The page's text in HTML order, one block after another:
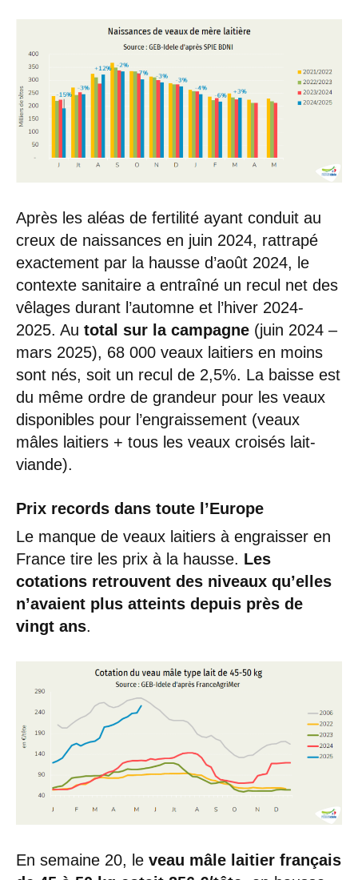
Après les aléas de fertilité ayant conduit au
creux de naissances en juin 2024, rattrapé
exactement par la hausse d’août 2024, le
contexte sanitaire a entraîné un recul net des
vêlages durant l’automne et l’hiver 2024-
2025. Au total sur la campagne (juin 2024 –
mars 2025), 68 000 veaux laitiers en moins
sont nés, soit un recul de 2,5%. La baisse est
du même ordre de grandeur pour les veaux
disponibles pour l’engraissement (veaux
mâles laitiers + tous les veaux croisés lait-
viande).
Prix records dans toute l’Europe
Le manque de veaux laitiers à engraisser en
France tire les prix à la hausse. Les
cotations retrouvent des niveaux qu’elles
n’avaient plus atteints depuis près de
vingt ans.
En semaine 20, le veau mâle laitier français